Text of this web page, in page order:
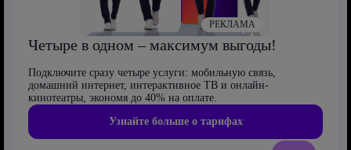
Четыре в одном – максимум выгоды!
Подключите сразу четыре услуги: мобильную связь,
домашний интернет, интерактивное ТВ и онлайн-
кинотеатры, экономя до 40% на оплате.
Узнайте больше о тарифах
РЕКЛАМА